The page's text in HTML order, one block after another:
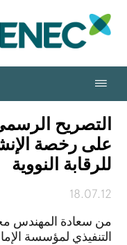
التصريح
على رخصة
للرقابة النووية
18.07.12
من سعادة المهندس
التنفيذي لمؤسسة